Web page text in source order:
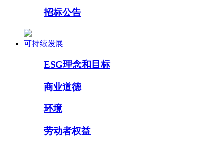
招标公告
可持续发展
ESG理念和目标
商业道德
环境
劳动者权益